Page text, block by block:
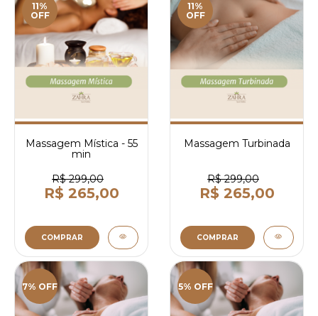
11%
OFF
Massagem Mística - 55
min
R$ 299,00
R$ 265,00
COMPRAR
11%
OFF
Massagem Turbinada
R$ 299,00
R$ 265,00
COMPRAR
7% OFF 5% OFF